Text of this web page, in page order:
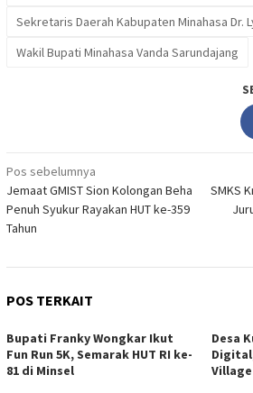
Sekretaris Daerah Kabupaten Minahasa Dr.
Wakil Bupati Minahasa Vanda Sarundajang
Navigasi
pos
Pos sebelumnya
Jemaat GMIST Sion Kolongan Beha
Penuh Syukur Rayakan HUT ke-359
Tahun
SMKS
POS TERKAIT
Bupati Franky Wongkar Ikut
Fun Run 5K, Semarak HUT RI ke-
81 di Minsel
Desa
Village